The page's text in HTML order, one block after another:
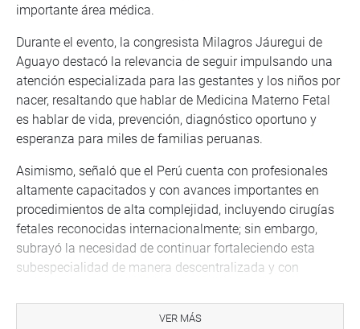
importante área médica.
Durante el evento, la congresista Milagros Jáuregui de
Aguayo destacó la relevancia de seguir impulsando una
atención especializada para las gestantes y los niños por
nacer, resaltando que hablar de Medicina Materno Fetal
es hablar de vida, prevención, diagnóstico oportuno y
esperanza para miles de familias peruanas.
Asimismo, señaló que el Perú cuenta con profesionales
altamente capacitados y con avances importantes en
procedimientos de alta complejidad, incluyendo cirugías
fetales reconocidas internacionalmente; sin embargo,
subrayó la necesidad de continuar fortaleciendo esta
subespecialidad de manera descentralizada y con
En ese contexto, la parlamentaria reafirmó el impulso al
VER MÁS